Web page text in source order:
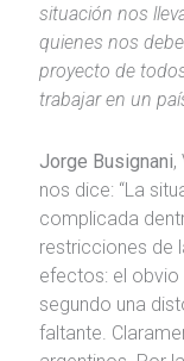
situación nos
quienes nos
proyecto de
trabajar en un
Jorge Busignani,
nos dice: “La
complicada
restricciones de
efectos: el obvio
segundo una
faltante.